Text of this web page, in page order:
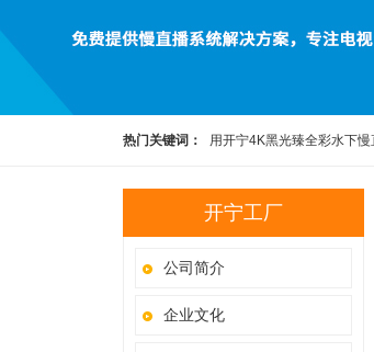
热门关键词： 用开宁4K黑光臻全彩水下
彩高清水下慢直播摄像机 开宁4K黑光全彩
5G4K800万红外慢直播智能高清布控球
开宁工厂
公司简介
企业文化